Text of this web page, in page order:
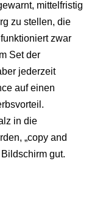
mittelfristig
zu stellen, die
zwar
Set der
jederzeit
auf einen
in die
„copy and
gut.